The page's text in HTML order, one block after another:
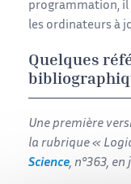
programmation, il
les ordinateurs à
Quelques
Une première
la rubrique «
Science, n°363,